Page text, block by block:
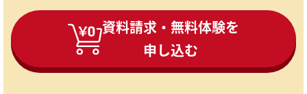
資料請求・無料体験を
申し込む